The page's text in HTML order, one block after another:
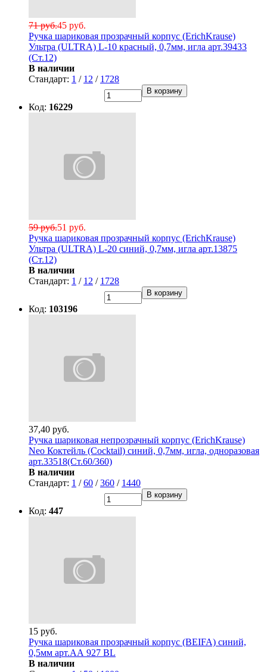
45 руб.
71 руб.
Ручка шариковая прозрачный корпус (ErichKrause)
Ультра (ULTRA) L-10 красный, 0,7мм, игла арт.39433
(Ст.12)
В наличии
Стандарт: 1 / 12 / 1728
В корзину
Код: 16229
51 руб.
59 руб.
Ручка шариковая прозрачный корпус (ErichKrause)
Ультра (ULTRA) L-20 синий, 0,7мм, игла арт.13875
(Ст.12)
В наличии
Стандарт: 1 / 12 / 1728
В корзину
Код: 103196
37,40 руб.
Ручка шариковая непрозрачный корпус (ErichKrause)
Neo Коктейль (Cocktail) синий, 0,7мм, игла, одноразовая
арт.33518(Ст.60/360)
В наличии
Стандарт: 1 /60 /360 / 1440
В корзину
Код: 447
15 руб.
Ручка шариковая прозрачный корпус (BEIFA) синий,
0,5мм арт.АА 927 BL
В наличии